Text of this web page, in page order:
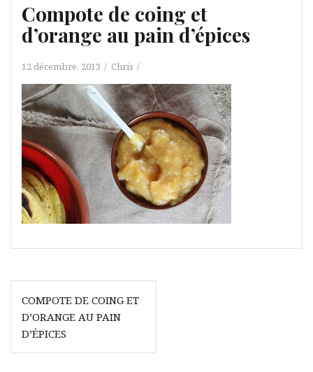
Compote de coing et
d’orange au pain d’épices
12 décembre, 2013 Chris
Navigation
de
l’article
COMPOTE DE COING ET
D’ORANGE AU PAIN
D’ÉPICES